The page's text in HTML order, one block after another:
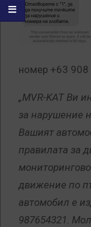
номер +63 908
„MVR-KAT Ви
за нарушение
Вашият
правилата за
движение по
автомобил е
987654321.